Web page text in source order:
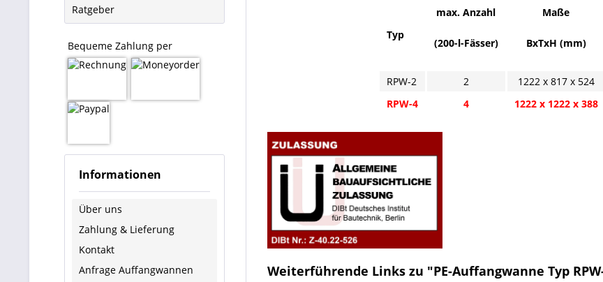
Ratgeber
Bequeme Zahlung per
Informationen
Über uns
Zahlung & Lieferung
Kontakt
Anfrage Auffangwannen
Typ
max. Anzahl
(200-l-Fässer)
Maße
BxTxH (mm)
RPW-2 2 1222 x 817 x 524
RPW-4
4 1222 x 1222 x 388
Weiterführende Links zu "PE-Auffangwanne Typ